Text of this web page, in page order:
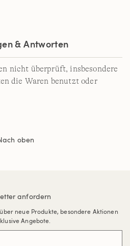
& Antworten
nicht überprüft, insbesondere
die Waren benutzt oder
oben
anfordern
neue Produkte, besondere Aktionen
Angebote.